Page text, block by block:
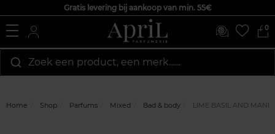
Gratis levering bij aankoop van min. 55€
0
Zoek een product, een merk…...
Home Shop Parfums Mixed Bad & body LIME BASIL AND